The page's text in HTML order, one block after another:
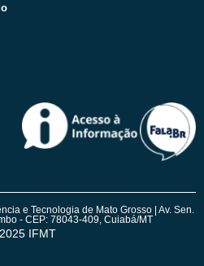
e Tecnologia de Mato Grosso | Av. Sen.
- CEP: 78043-409, Cuiabá/MT
IFMT